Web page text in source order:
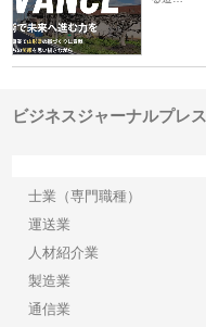
ビジネスジャーナルプレス
士業（専門職種）
運送業
人材紹介業
製造業
通信業